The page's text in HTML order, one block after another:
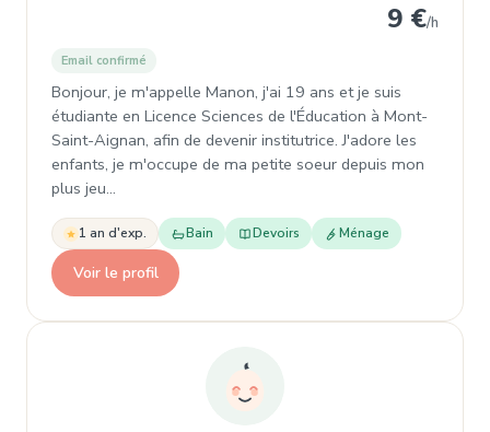
9 €/h
Email confirmé
Bonjour, je m'appelle Manon, j'ai 19 ans et je suis
étudiante en Licence Sciences de l'Éducation à Mont-
Saint-Aignan, afin de devenir institutrice. J'adore les
enfants, je m'occupe de ma petite soeur depuis mon
plus jeu…
1 an d'exp. Bain Devoirs Ménage
Voir le profil